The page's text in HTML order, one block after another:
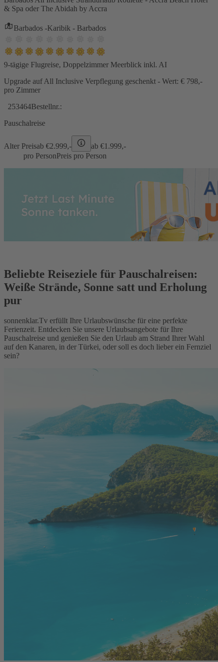
& Spa oder The Abidah by Accra
Barbados -Karibik - Barbados
9-tägige Flugreise, Doppelzimmer Meerblick inkl. AI
Upgrade auf All Inclusive Verpflegung geschenkt - Wert: € 798,-
pro Zimmer
253464Bestellnr.:
Pauschalreise
Alter Preisab €2.999,- ab €1.999,-
pro PersonPreis pro Person
Beliebte Reiseziele für Pauschalreisen:
Weiße Strände, Sonne satt und Erholung
pur
sonnenklar.Tv erfüllt Ihre Urlaubswünsche für eine perfekte
Ferienzeit. Entdecken Sie unsere Urlaubsangebote für Ihre
Pauschalreise und genießen Sie den Urlaub am Strand Ihrer Wahl
auf den Kanaren, in der Türkei, oder soll es doch lieber ein Fernziel
sein?